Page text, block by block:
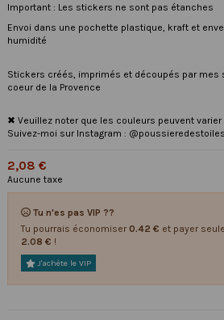
Important : Les stickers ne sont pas étanches
Envoi dans une pochette plastique, kraft et
humidité
Stickers créés, imprimés et découpés par mes
coeur de la Provence
✖ Veuillez noter que les couleurs peuvent
Suivez-moi sur Instagram :
2,08 €
Aucune taxe
Tu n'es pas VIP ??
Tu pourrais économiser 0.42 € et payer
2.08 € !
J'achète le VIP